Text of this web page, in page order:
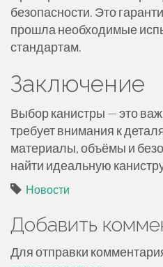
безопасности. Это
прошла необходимые
стандартам.
Заключение
Выбор канистры — это
требует внимания к
материалы, объёмы и
найти идеальную
Новости
Добавить
Для отправки